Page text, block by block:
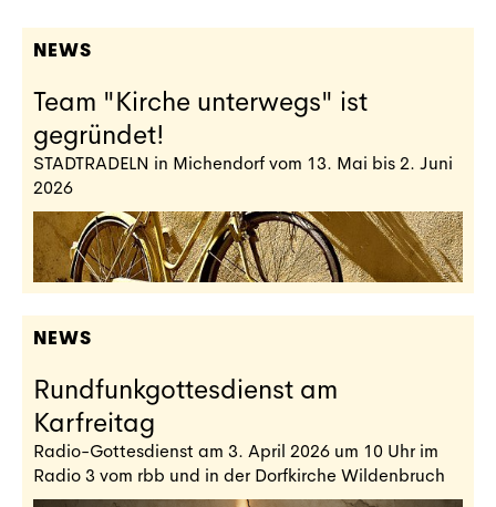
NEWS
Team "Kirche unterwegs" ist
gegründet!
STADTRADELN in Michendorf vom 13. Mai bis 2. Juni
2026
NEWS
Rundfunkgottesdienst am
Karfreitag
Radio-Gottesdienst am 3. April 2026 um 10 Uhr im
Radio 3 vom rbb und in der Dorfkirche Wildenbruch